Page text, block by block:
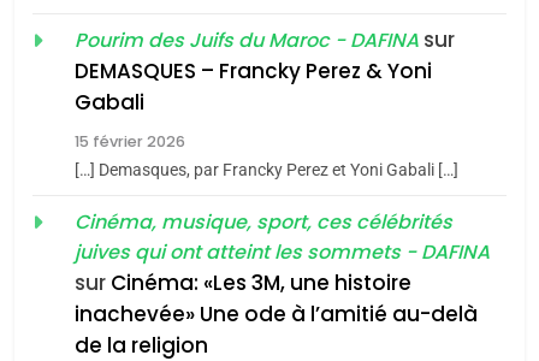
«Tu dis génocide, je dis
guerre»: La nouvelle
Tout sur la Nostalgie
SOUVENIRS
Pourim des Juifs du Maroc - DAFINA sur
DEMASQUES – Francky Perez & Yoni
Gabali
15 février 2026
[…] Demasques, par Francky Perez et Yoni Gabali […]
Cinéma, musique, sport, ces célébrités
juives qui ont atteint les sommets - DAFINA
sur Cinéma: «Les 3M, une histoire
inachevée» Une ode à l’amitié au-delà
de la religion
d’ADL contre
l’antisémitisme
FRANCE ISRAÉL
POURQUOI JE REVENDIQUE
Zrihen-Dvir
CE QUI NOUS MANQUE –
Jacques Hadida